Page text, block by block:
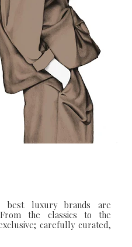
best luxury brands are
the classics to the
carefully curated,